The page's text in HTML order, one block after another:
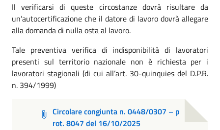
Il verificarsi di queste circostanze dovrà risultare da
un’autocertificazione che il datore di lavoro dovrà allegare
alla domanda di nulla osta al lavoro.
Tale preventiva verifica di indisponibilità di lavoratori
presenti sul territorio nazionale non è richiesta per i
lavoratori stagionali (di cui all’art. 30-quinquies del D.P.R.
n. 394/1999)
Circolare congiunta n. 0448/0307 – p
rot. 8047 del 16/10/2025